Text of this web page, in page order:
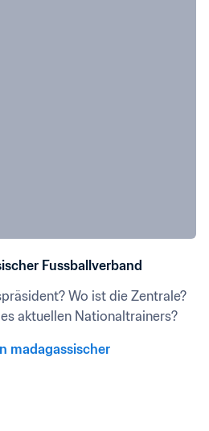
Fussballverband
Wo ist die Zentrale?
aktuellen Nationaltrainers?
madagassischer